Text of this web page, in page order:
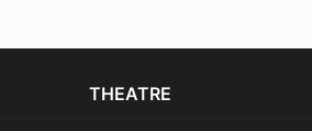
THEATRE